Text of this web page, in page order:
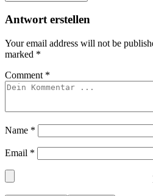
Antwort erstellen
Your email address will not be
marked *
Comment *
Name *
Email *